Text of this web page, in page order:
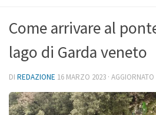
Come arrivare al
lago di Garda veneto
DI REDAZIONE 16 MARZO 2023 · AGGIORNATO